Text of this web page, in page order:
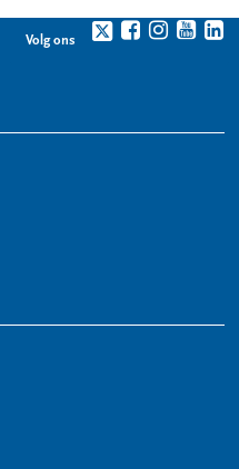
Volg ons